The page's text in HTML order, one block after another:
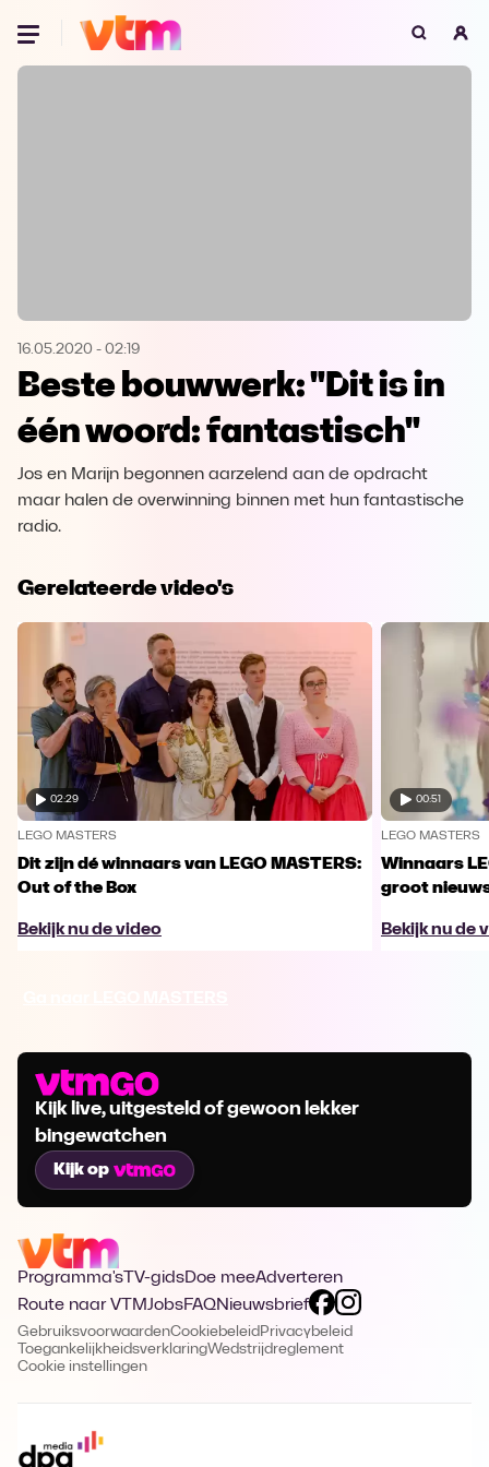
Oeps, browser niet ondersteund
Microsoft Edge Download
Opera Download
16.05.2020 - 02:19
Beste bouwwerk: "Dit is in
één woord: fantastisch"
Jos en Marijn begonnen aarzelend aan de opdracht
maar halen de overwinning binnen met hun fantastische
radio.
Gerelateerde video's
02:29
LEGO MASTERS
Dit zijn dé winnaars van LEGO MASTERS:
Out of the Box
Bekijk nu de video
00:51
LEGO MASTERS
Winnaars
groot
Bekijk nu de
Kijk live, uitgesteld of gewoon lekker
bingewatchen
Kijk op
Programma's TV-gidsDoe meeAdverteren
Route naar VTMJobsFAQNieuwsbrief
GebruiksvoorwaardenCookiebeleid Privacybeleid
ToegankelijkheidsverklaringWedstrijdreglement
Cookie instellingen